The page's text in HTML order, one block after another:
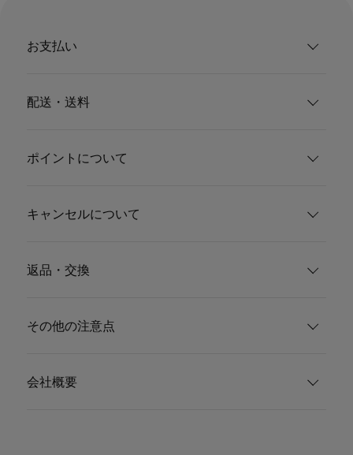
お支払い
配送・送料
ポイントについて
キャンセルについて
返品・交換
その他の注意点
会社概要